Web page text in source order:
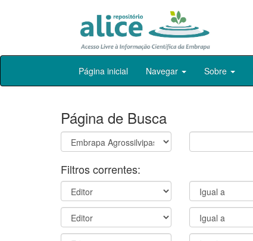
Skip
Página inicial Navegar Sobre
Página de Busca
Filtros correntes: